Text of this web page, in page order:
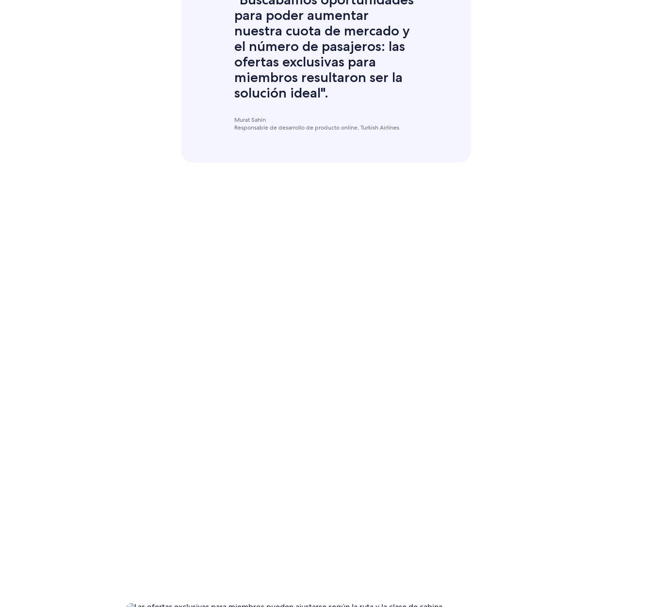
para poder aumentar
nuestra cuota de mercado y
el número de pasajeros: las
ofertas exclusivas para
miembros resultaron ser la
solución ideal".
Murat Sahin
Responsable de desarrollo de producto online, Turkish Airlines